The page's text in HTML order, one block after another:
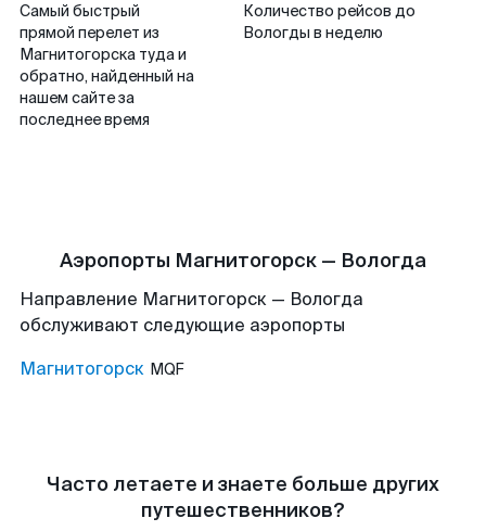
Самый быстрый
прямой перелет из
Магнитогорска туда и
обратно, найденный на
нашем сайте за
последнее время
Количество рейсов до
Вологды в неделю
Аэропорты Магнитогорск — Вологда
Направление Магнитогорск — Вологда
обслуживают следующие аэропорты
Магнитогорск MQF
Часто летаете и знаете больше других
путешественников?